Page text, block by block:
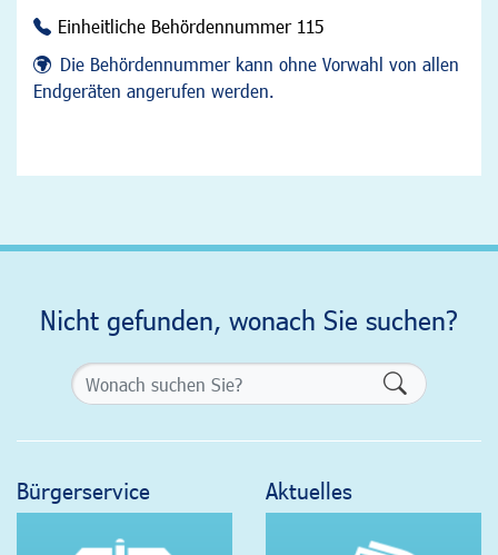
Einheitliche Behördennummer 115
Die Behördennummer kann ohne Vorwahl von allen
Endgeräten angerufen werden.
Nicht gefunden, wonach Sie suchen?
Bürgerservice Aktuelles